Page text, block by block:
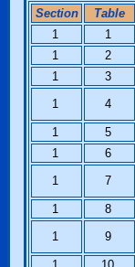
Section Table
1
1
1
2
1
3
1
4
1
5
1
6
1
7
1 8
1
9